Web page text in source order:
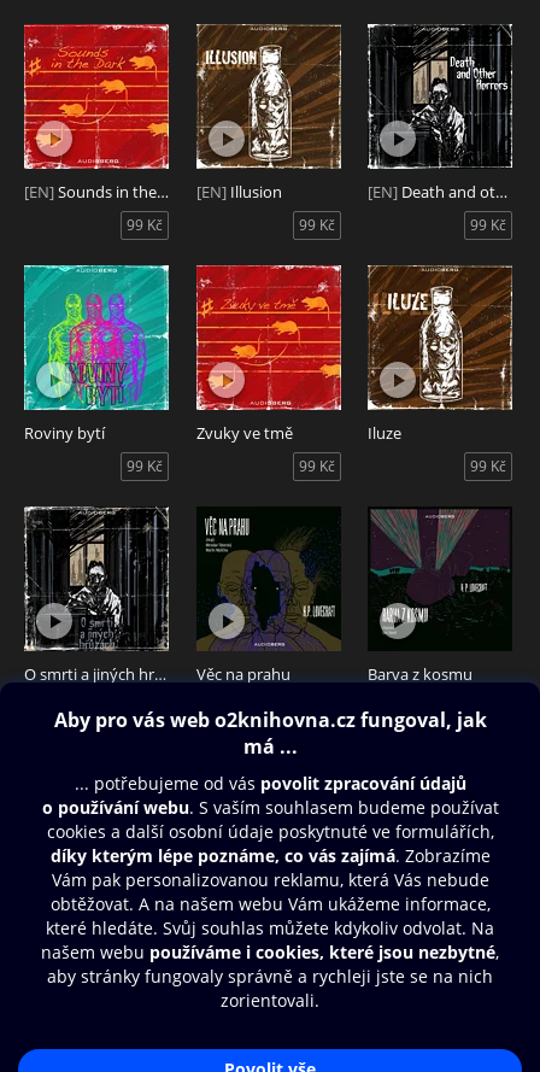
[EN]Sounds in the Dark
99 Kč
[EN]Illusion
99 Kč
[EN] Death and other Horrors
99 Kč
Roviny bytí
99 Kč
Zvuky ve tmě
99 Kč
Iluze
99 Kč
O smrti a jiných hrůzách
99 Kč
Věc na prahu Barva z kosmu
199 Kč
Obsah ke stažení
Moje O2 Knihovna
Další zábava
© O2 Czech Republic a.s.
Přístupnost